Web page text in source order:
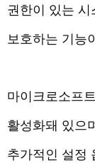
권한이 있는
보호하는 기능
마이크로소프
활성화돼 있으
추가적인 설정